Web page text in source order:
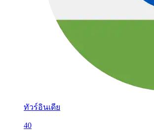
ทัวร์อินเดีย
40